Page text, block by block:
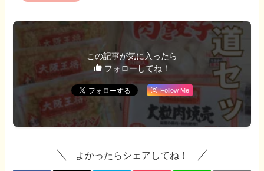
この記事が気に入ったら
フォローしてね！
Follow Me
よかったらシェアしてね！